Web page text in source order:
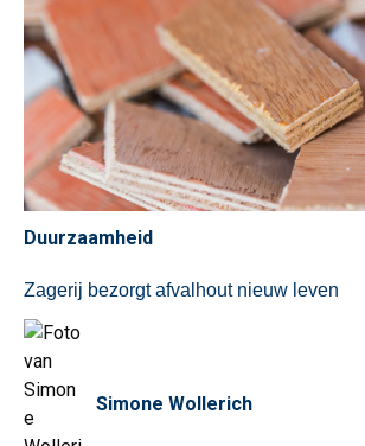
Duurzaamheid
Zagerij bezorgt afvalhout nieuw leven
Simone Wollerich